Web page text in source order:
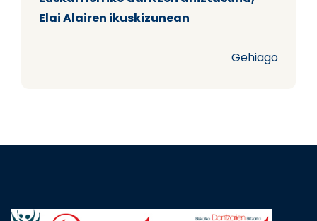
Elai Alairen ikuskizunean
Gehiago